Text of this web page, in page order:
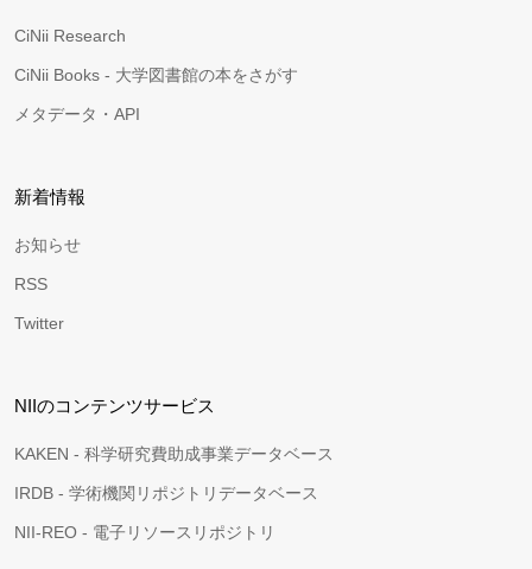
CiNii Research
CiNii Books - 大学図書館の本をさがす
メタデータ・API
新着情報
お知らせ
RSS
Twitter
NIIのコンテンツサービス
KAKEN - 科学研究費助成事業データベース
IRDB - 学術機関リポジトリデータベース
NII-REO - 電子リソースリポジトリ